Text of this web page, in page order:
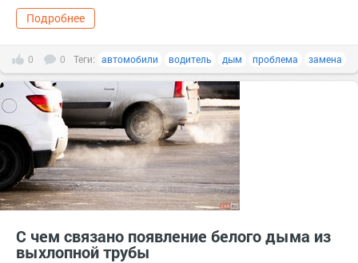
Подробнее
0 0 Теги: автомобили водитель дым проблема замена
С чем связано появление белого дыма из
выхлопной трубы